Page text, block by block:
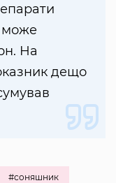
може
На
дещо
#соняшник